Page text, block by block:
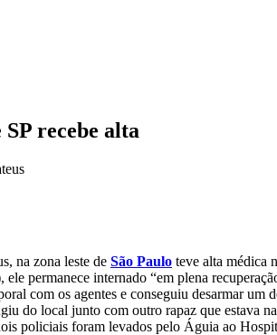
recebe alta
na zona leste de São Paulo teve alta médica
ele permanece internado “em plena
com os agentes e conseguiu desarmar um
do local junto com outro rapaz que estava
policiais foram levados pelo Águia ao